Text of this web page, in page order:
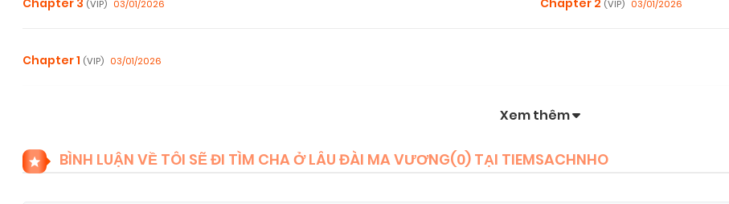
Chapter 3 (VIP) 03/01/2026 Chapter 2 (VIP) 03/01/2026
Chapter 1 (VIP) 03/01/2026
Xem thêm
BÌNH LUẬN VỀ TÔI SẼ ĐI TÌM CHA Ở LÂU ĐÀI MA VƯƠNG(0) TẠI TIEMSACHNHO